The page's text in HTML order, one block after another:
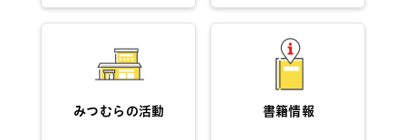
みつむらの活動 書籍情報